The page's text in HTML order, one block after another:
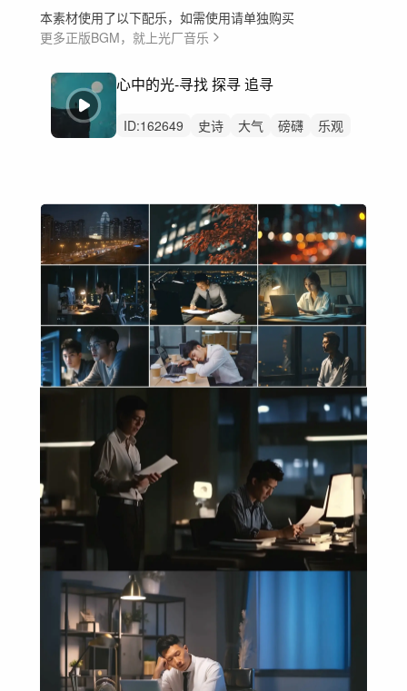
本素材使用了以下配乐，如需使用请单独购买
更多正版BGM，就上光厂音乐
心中的光-寻找 探寻 追寻
ID:162649 史诗 大气 磅礴
乐观